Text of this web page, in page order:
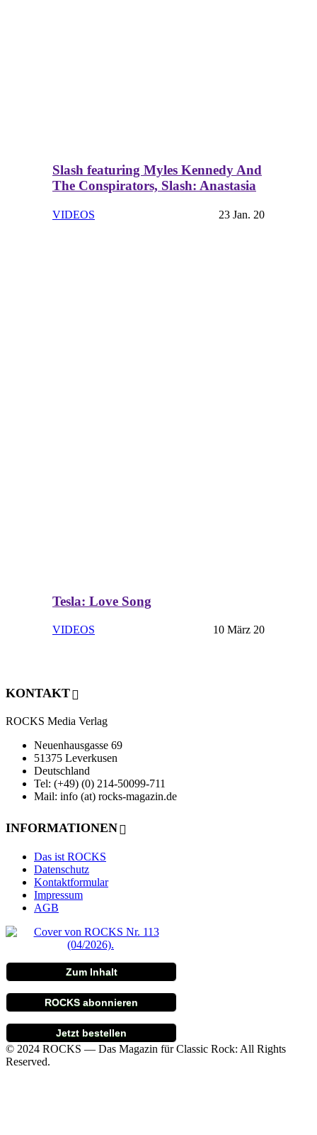
Slash featuring Myles Kennedy And
The Conspirators, Slash: Anastasia
VIDEOS 23 Jan. 20
Tesla: Love Song
VIDEOS 10 März 20
KONTAKT
ROCKS Media Verlag
Neuenhausgasse 69
51375 Leverkusen
Deutschland
Tel: (+49) (0) 214-50099-711
Mail: info (at) rocks-magazin.de
INFORMATIONEN
Das ist ROCKS
Datenschutz
Kontaktformular
Impressum
AGB
Zum Inhalt
ROCKS abonnieren
Jetzt bestellen
© 2024 ROCKS — Das Magazin für Classic Rock: All Rights
Reserved.